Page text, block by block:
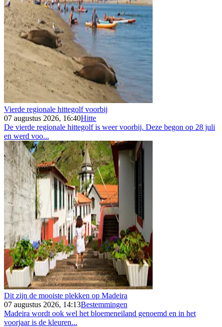
Vierde regionale hittegolf voorbij
07 augustus 2026, 16:40Hitte
De vierde regionale hittegolf is weer voorbij. Deze begon op 28 juli
en werd voo...
Dit zijn de mooiste plekken op Madeira
07 augustus 2026, 14:13Bestemmingen
Madeira wordt ook wel het bloemeneiland genoemd en in het
voorjaar is de kleuren...